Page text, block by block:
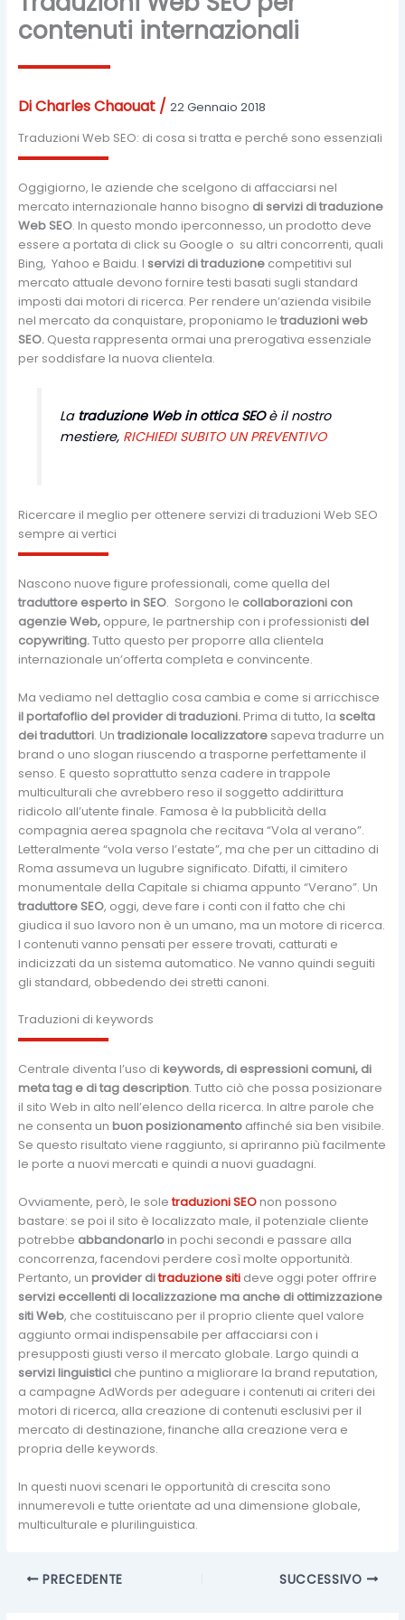
contenuti internazionali
DiCharles Chaouat /22 Gennaio 2018
Traduzioni Web SEO: di cosa si tratta e perché sono essenziali
Oggigiorno, le aziende che scelgono di affacciarsi nel
mercato internazionale hanno bisogno di servizi di traduzione
Web SEO. In questo mondo iperconnesso, un prodotto deve
essere a portata di click su Google o su altri concorrenti, quali
Bing, Yahoo e Baidu. I servizi di traduzione competitivi sul
mercato attuale devono fornire testi basati sugli standard
imposti dai motori di ricerca. Per rendere un’azienda visibile
nel mercato da conquistare, proponiamo letraduzioni web
SEO. Questa rappresenta ormai una prerogativa essenziale
per soddisfare la nuova clientela.
La traduzione Web in ottica SEOè il nostro
mestiere, RICHIEDI SUBITO UN PREVENTIVO
Ricercare il meglio per ottenere servizi di traduzioni Web SEO
sempre ai vertici
Nascono nuove figure professionali, come quella del
traduttore esperto in SEO. Sorgono le collaborazioni con
agenzie Web, oppure, le partnership con i professionisti del
copywriting.Tutto questo per proporre alla clientela
internazionale un’offerta completa e convincente.
Ma vediamo nel dettaglio cosa cambia e come si arricchisce
il portafoflio del provider di traduzioni.Prima di tutto, lascelta
dei traduttori. Untradizionale localizzatore sapeva tradurre un
brand o uno slogan riuscendo a trasporne perfettamente il
senso. E questo soprattutto senza cadere in trappole
multiculturali che avrebbero reso il soggetto addirittura
ridicolo all’utente finale. Famosa è la pubblicità della
compagnia aerea spagnola che recitava “Vola al verano”.
Letteralmente “vola verso l’estate”, ma che per un cittadino di
Roma assumeva un lugubre significato. Difatti, il cimitero
monumentale della Capitale si chiama appunto “Verano”. Un
traduttore SEO, oggi, deve fare i conti con il fatto che chi
giudica il suo lavoro non è un umano, ma un motore di ricerca.
I contenuti vanno pensati per essere trovati, catturati e
indicizzati da un sistema automatico. Ne vanno quindi seguiti
gli standard, obbedendo dei stretti canoni.
Traduzioni di keywords
Centrale diventa l’uso dikeywords, di espressioni comuni, di
meta tag e di tag description. Tutto ciò che possa posizionare
il sito Web in alto nell’elenco della ricerca. In altre parole che
ne consenta unbuon posizionamento affinché sia ben visibile.
Se questo risultato viene raggiunto, si apriranno più facilmente
le porte a nuovi mercati e quindi a nuovi guadagni.
Ovviamente, però, le soletraduzioni SEOnon possono
bastare: se poi il sito è localizzato male, il potenziale cliente
potrebbe abbandonarloin pochi secondi e passare alla
concorrenza, facendovi perdere così molte opportunità.
Pertanto, unprovider ditraduzione siti deve oggi poter offrire
servizi eccellenti di localizzazione ma anche di ottimizzazione
siti Web, che costituiscano per il proprio cliente quel valore
aggiunto ormai indispensabile per affacciarsi con i
presupposti giusti verso il mercato globale. Largo quindi a
servizi linguistici che puntino a migliorare la brand reputation,
a campagne AdWords per adeguare i contenuti ai criteri dei
motori di ricerca, alla creazione di contenuti esclusivi per il
mercato di destinazione, finanche alla creazione vera e
propria delle keywords.
In questi nuovi scenari le opportunità di crescita sono
innumerevoli e tutte orientate ad una dimensione globale,
multiculturale e plurilinguistica.
PRECEDENTE SUCCESSIVO